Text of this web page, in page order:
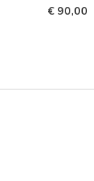
€ 90,00